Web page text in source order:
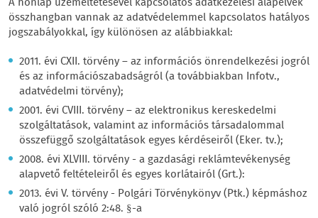
összhangban vannak az adatvédelemmel kapcsolatos hatályos
jogszabályokkal, így különösen az alábbiakkal:
2011. évi CXII. törvény – az információs önrendelkezési jogról
és az információszabadságról (a továbbiakban Infotv.,
adatvédelmi törvény);
2001. évi CVIII. törvény – az elektronikus kereskedelmi
szolgáltatások, valamint az információs társadalommal
összefüggő szolgáltatások egyes kérdéseiről (Eker. tv.);
2008. évi XLVIII. törvény - a gazdasági reklámtevékenység
alapvető feltételeiről és egyes korlátairól (Grt.):
2013. évi V. törvény - Polgári Törvénykönyv (Ptk.) képmáshoz
való jogról szóló 2:48. §-a